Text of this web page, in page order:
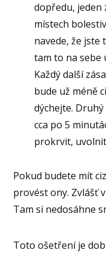
dopředu, jeden
místech
navede, že jste
tam to na sebe
Každý další
bude už méně
dýchejte.
cca po 5
prokrvit,
Pokud budete mít
provést ony. Zvlášť
Tam si nedosáhne
Toto ošetření je